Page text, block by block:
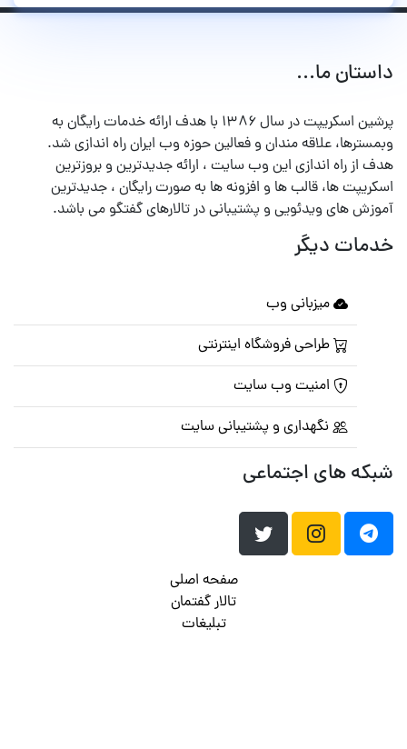
داستان ما...
پرشین اسکریپت در سال ۱۳۸۶ با هدف ارائه خدمات رایگان به
وبمسترها، علاقه مندان و فعالین حوزه وب ایران راه اندازی شد.
هدف از راه اندازی این وب سایت ، ارائه جدیدترین و بروزترین
اسکریپت ها، قالب ها و افزونه ها به صورت رایگان ، جدیدترین
آموزش های ویدئویی و پشتیبانی در تالارهای گفتگو می باشد.
خدمات دیگر
میزبانی وب
طراحی فروشگاه اینترنتی
امنیت وب سایت
نگهداری و پشتیبانی سایت
شبکه های اجتماعی
صفحه اصلی
تالار گفتمان
تبلیغات